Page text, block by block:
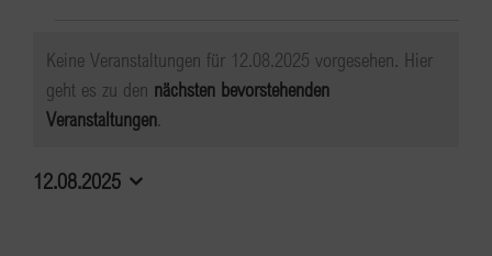
Veranstaltungen
für
Hinweis
Keine Veranstaltungen für 12.08.2025 vorgesehen. Hier
geht es zu den nächsten bevorstehenden
Veranstaltungen.
12.08.2025